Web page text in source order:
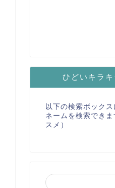
ひどいキラ
以下の検索ボック
ネームを検索でき
スメ）